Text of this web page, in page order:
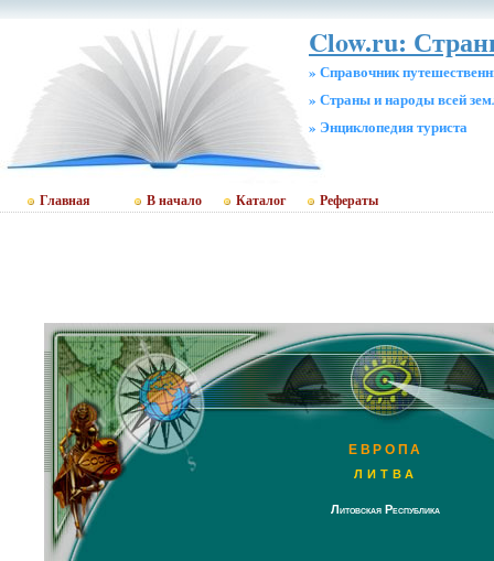
Clow.ru:
» Справочник
» Страны и народы всей
» Энциклопедия туриста
Главная В начало Каталог Рефераты
ЕВРОПА
ЛИТВА
Литовская Республика